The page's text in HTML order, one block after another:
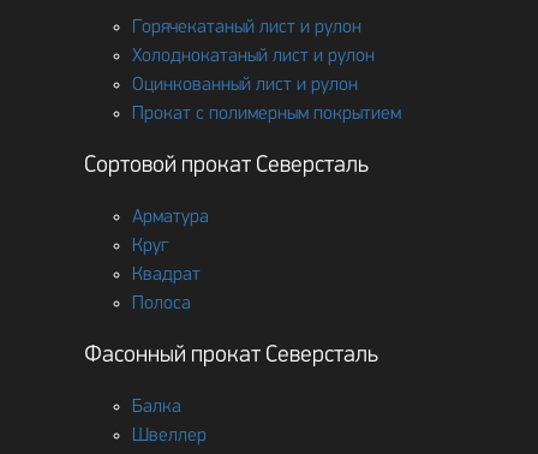
Горячекатаный лист и рулон
Холоднокатаный лист и рулон
Оцинкованный лист и рулон
Прокат с полимерным покрытием
Сортовой прокат Северсталь
Арматура
Круг
Квадрат
Полоса
Фасонный прокат Северсталь
Балка
Швеллер